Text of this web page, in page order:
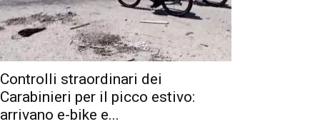
Controlli straordinari dei
Carabinieri per il picco estivo:
arrivano e-bike e...